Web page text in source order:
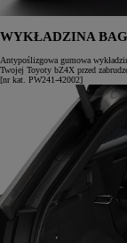
WYKŁADZINA
Antypoślizgowa gumowa
Twojej Toyoty bZ4X przed
[nr kat. PW241-42002]